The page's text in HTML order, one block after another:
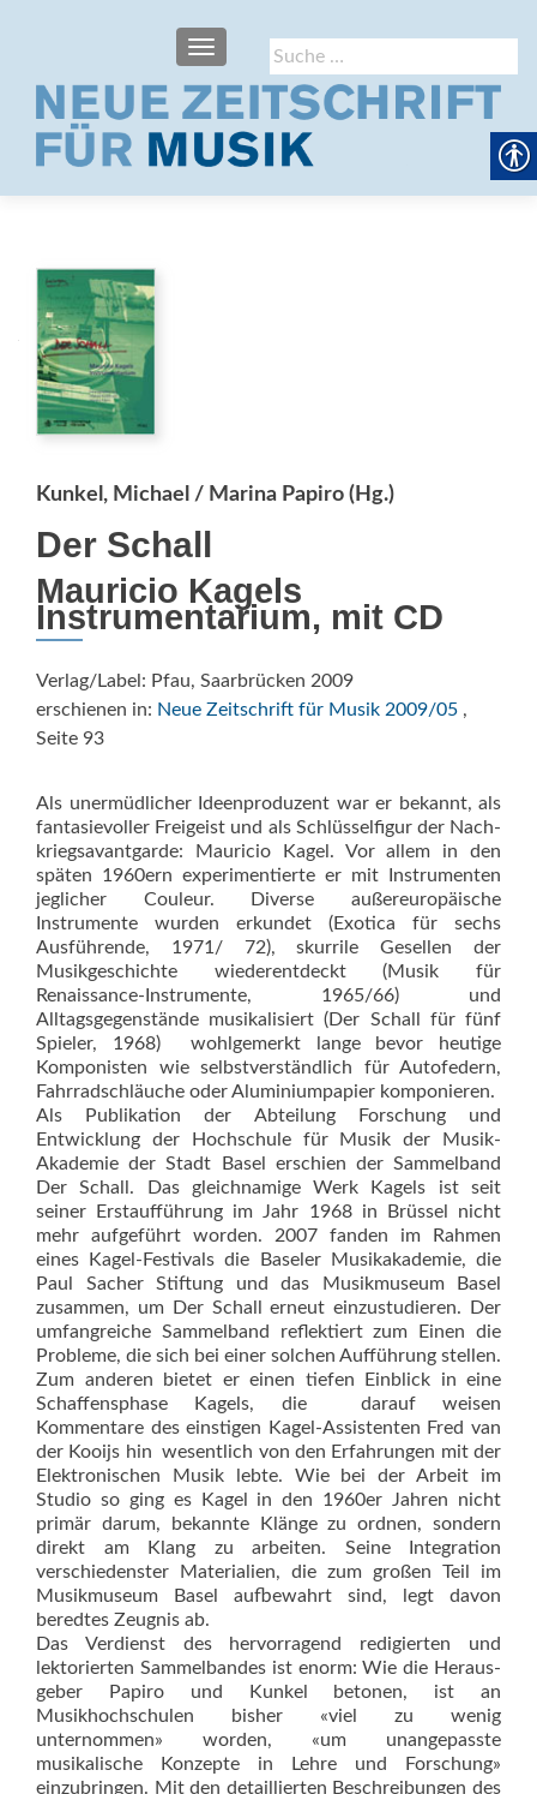
Suche
nach:
SCHALTE NAVIGATION
Kunkel, Michael / Marina Papiro (Hg.)
Der Schall
Mauricio Kagels
Instrumentarium, mit CD
Verlag/Label: Pfau, Saarbrücken 2009
erschienen in: Neue Zeitschrift für Musik 2009/05 ,
Seite 93
Als unermüdlicher Ideenproduzent war er bekannt, als
fantasievoller Frei­geist und als Schlüsselfigur der Nach­
kriegsavantgarde: Mauricio Kagel. Vor allem in den
späten 1960ern experimentierte er mit Instrumenten
jeg­licher Couleur. Diverse außer­euro­pä­ische
Instrumente wurden erkundet (Exotica für sechs
Ausfüh­rende, 1971/ 72), skurrile Gesellen der
Musikgeschichte wiederentdeckt (Musik für
Renaissance-Instrumente, 1965/66) und
Alltagsgegenstände mu­sikalisiert (Der Schall für fünf
Spieler, 1968)  wohlgemerkt lange bevor heutige
Komponisten wie selbstverständlich für Autofedern,
Fahrradschläuche oder Aluminiumpapier kom­ponieren.
Als Publikation der Abteilung Forschung und
Entwicklung der Hochschule für Musik der Musik-
Akademie der Stadt Basel erschien der Sammelband
Der Schall. Das gleichnamige Werk Kagels ist seit
seiner Erstaufführung im Jahr 1968 in Brüssel nicht
mehr aufgeführt worden. 2007 fanden im Rahmen
eines Kagel-Festivals die Baseler Musik­akademie, die
Paul Sacher Stiftung und das Musikmuseum Basel
zusammen, um Der Schall erneut einzustudieren. Der
umfangreiche Sammelband reflektiert zum Einen die
Prob­leme, die sich bei einer solchen Aufführung stellen.
Zum anderen bietet er einen tiefen Einblick in eine
Schaffensphase Kagels, die  darauf weisen
Kommentare des einstigen Kagel-Assistenten Fred van
der Kooijs hin  wesentlich von den Erfahrungen mit der
Elektronischen Musik lebte. Wie bei der Arbeit im
Studio so ging es Kagel in den 1960er Jahren nicht
primär darum, bekannte Klänge zu ordnen, sondern
direkt am Klang zu arbeiten. Seine Integration
verschiedenster Materialien, die zum großen Teil im
Musikmuseum Basel aufbewahrt sind, legt davon
beredtes Zeugnis ab.
Das Verdienst des hervorragend redigierten und
lektorierten Sammelbandes ist enorm: Wie die Heraus­
geber Papiro und Kunkel betonen, ist an
Musikhochschulen bisher «viel zu wenig
unternommen» worden, «um unangepasste
musikalische Konzepte in Lehre und Forschung»
einzubringen. Mit den detaillierten Beschreibungen des